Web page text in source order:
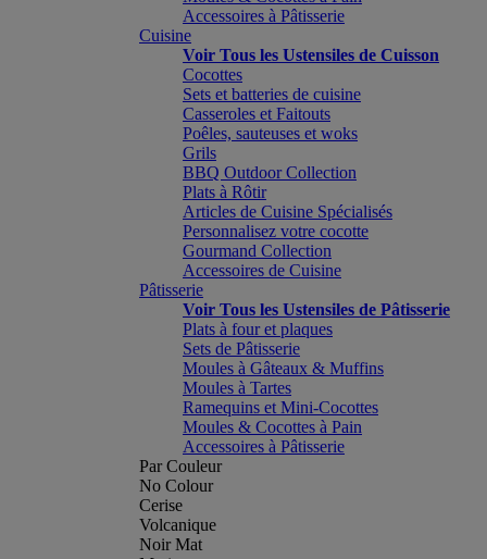
Accessoires à Pâtisserie
Cuisine
Voir Tous les Ustensiles de Cuisson
Cocottes
Sets et batteries de cuisine
Casseroles et Faitouts
Poêles, sauteuses et woks
Grils
BBQ Outdoor Collection
Plats à Rôtir
Articles de Cuisine Spécialisés
Personnalisez votre cocotte
Gourmand Collection
Accessoires de Cuisine
Pâtisserie
Voir Tous les Ustensiles de Pâtisserie
Plats à four et plaques
Sets de Pâtisserie
Moules à Gâteaux & Muffins
Moules à Tartes
Ramequins et Mini-Cocottes
Moules & Cocottes à Pain
Accessoires à Pâtisserie
Par Couleur
No Colour
Cerise
Volcanique
Noir Mat